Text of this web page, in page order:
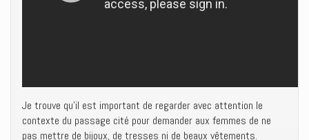
Je trouve qu’il est important de regarder avec attention le
contexte du passage cité pour demander aux femmes de ne
pas mettre de bijoux, de tresses ni de beaux vêtements.